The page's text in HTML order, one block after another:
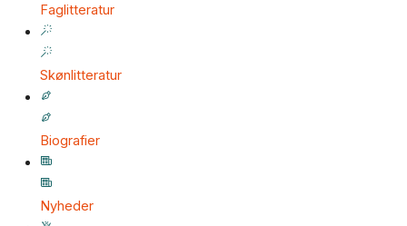
Faglitteratur
Skønlitteratur
Biografier
Nyheder